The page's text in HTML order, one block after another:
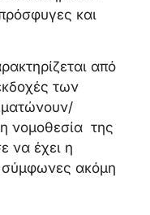
και
από
των
η νομοθεσία της
να έχει η
σύμφωνες ακόμη